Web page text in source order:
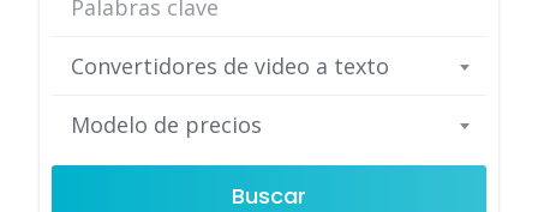
Convertidores de video a texto
Modelo de precios
Buscar